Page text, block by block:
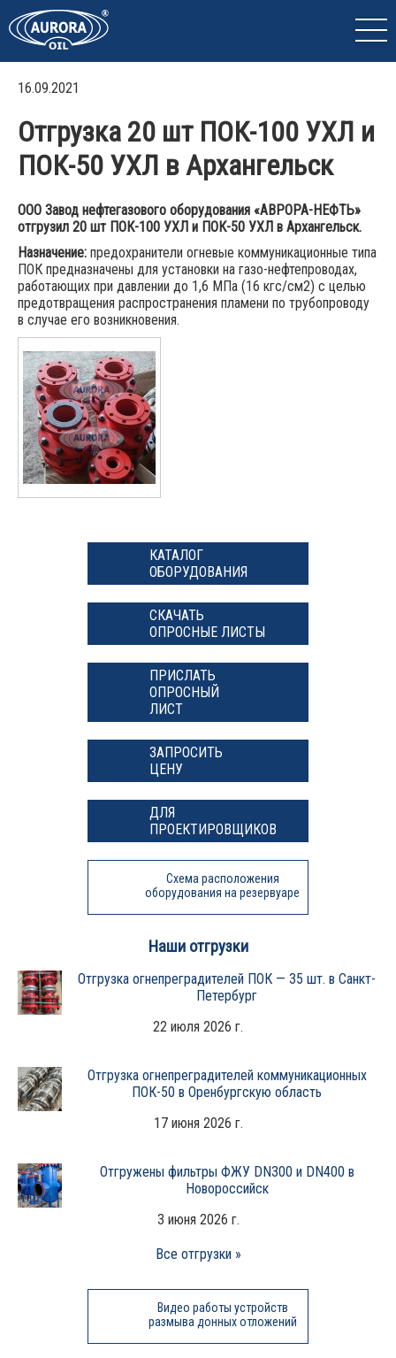
16.09.2021
Отгрузка 20 шт ПОК-100 УХЛ и
ПОК-50 УХЛ в Архангельск
ООО Завод нефтегазового оборудования «АВРОРА-НЕФТЬ»
отгрузил 20 шт ПОК-100 УХЛ и ПОК-50 УХЛ в Архангельск.
Назначение: предохранители огневые коммуникационные типа
ПОК предназначены для установки на газо-нефтепроводах,
работающих при давлении до 1,6 МПа (16 кгс/см2) с целью
предотвращения распространения пламени по трубопроводу
в случае его возникновения.
КАТАЛОГ
ОБОРУДОВАНИЯ
СКАЧАТЬ
ОПРОСНЫЕ ЛИСТЫ
ПРИСЛАТЬ
ОПРОСНЫЙ
ЛИСТ
ЗАПРОСИТЬ
ЦЕНУ
ДЛЯ
ПРОЕКТИРОВЩИКОВ
Схема расположения
оборудования на резервуаре
Наши отгрузки
Отгрузка огнепреградителей ПОК — 35 шт. в Санкт-
Петербург
22 июля 2026 г.
Отгрузка огнепреградителей коммуникационных
ПОК-50 в Оренбургскую область
17 июня 2026 г.
Отгружены фильтры ФЖУ DN300 и DN400 в
Новороссийск
3 июня 2026 г.
Все отгрузки »
Видео работы устройств
размыва донных отложений